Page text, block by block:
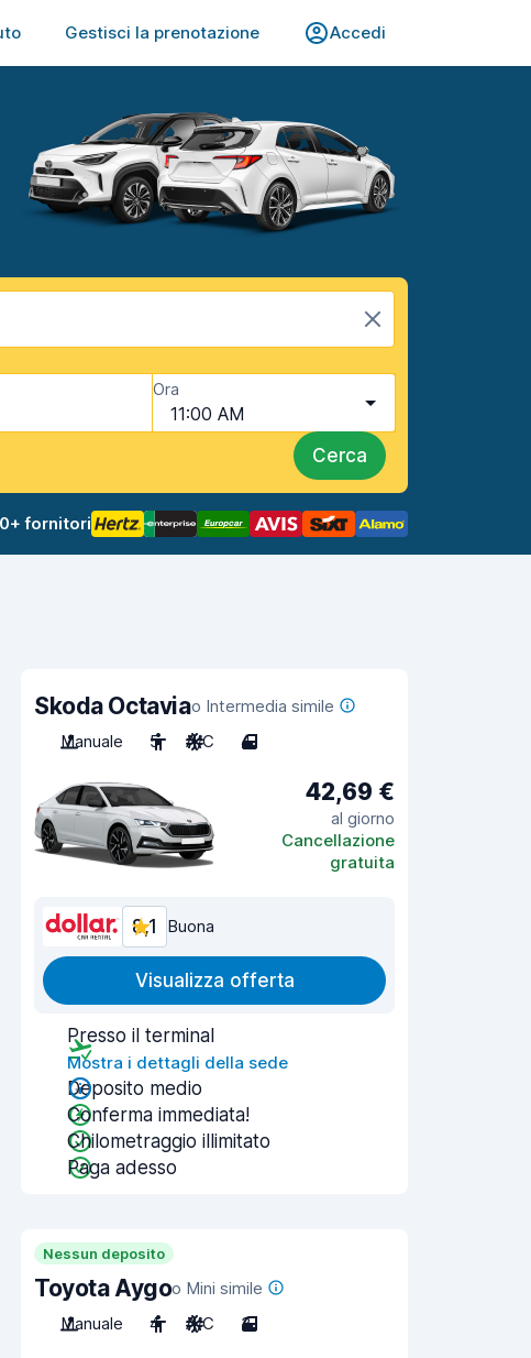
Gestisci la prenotazione Accedi
Ora
11:00 AM
Cerca
fornitori
Skoda Octaviao Intermedia simile
Manuale
5 A/C 4
42,69 €
al giorno
Cancellazione
gratuita
8,1 Buona
Visualizza offerta
Presso il terminal
Mostra i dettagli della sede
Deposito medio
Conferma immediata!
Chilometraggio illimitato
Paga adesso
Nessun deposito
Toyota Aygoo Mini simile
Manuale
4 A/C 3